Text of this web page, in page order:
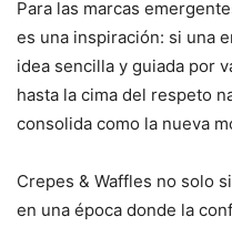
Para las marcas
es una inspiración: si una
idea sencilla y guiada por
hasta la cima del respeto
consolida como la nueva
Crepes & Waffles no solo
en una época donde la